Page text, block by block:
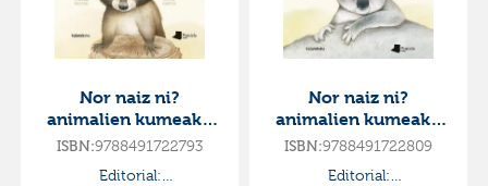
Nor naiz ni?
animalien kumeak -
amerika
ISBN:9788491722793
Editorial:
Nor naiz ni?
animalien kumeak -
australia
ISBN:9788491722809
Editorial: